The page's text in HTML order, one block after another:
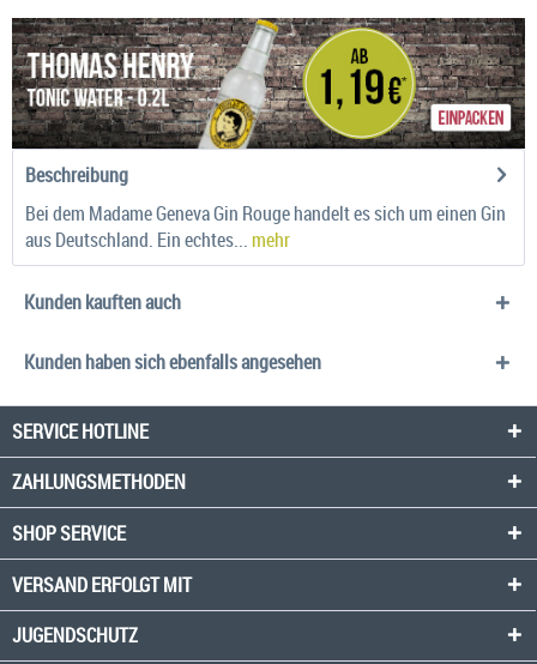
Beschreibung
Bei dem Madame Geneva Gin Rouge handelt es sich um einen Gin
aus Deutschland. Ein echtes... mehr
Kunden kauften auch
Kunden haben sich ebenfalls angesehen
SERVICE HOTLINE
ZAHLUNGSMETHODEN
SHOP SERVICE
VERSAND ERFOLGT MIT
JUGENDSCHUTZ